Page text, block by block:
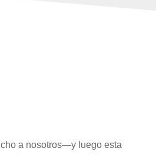
a nosotros—y luego esta